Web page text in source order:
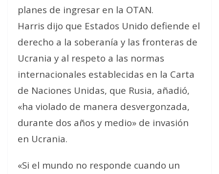
planes de ingresar en la OTAN.
Harris dijo que Estados Unido defiende el
derecho a la soberanía y las fronteras de
Ucrania y al respeto a las normas
internacionales establecidas en la Carta
de Naciones Unidas, que Rusia, añadió,
«ha violado de manera desvergonzada,
durante dos años y medio» de invasión
en Ucrania.
«Si el mundo no responde cuando un